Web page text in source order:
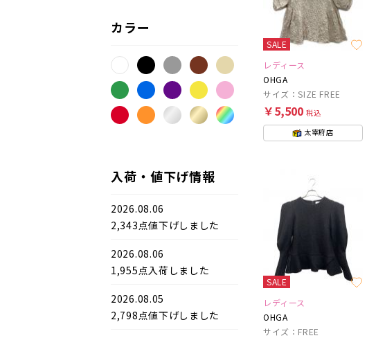
カラー
入荷・値下げ情報
2026.08.06
2,343点値下げしました
2026.08.06
1,955点入荷しました
2026.08.05
2,798点値下げしました
SALE
レディース
OHGA
サイズ：SIZE FREE
￥5,500 税込
太宰府店
SALE
レディース
OHGA
サイズ：FREE